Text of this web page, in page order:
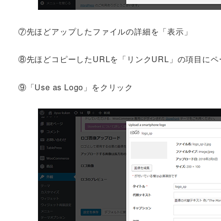
⑦先ほどアップしたファイルの詳細を「表示」
⑧先ほどコピーしたURLを「リンクURL」の項目にペ
⑨「Use as Logo」をクリック